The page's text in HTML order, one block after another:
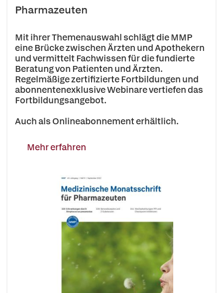
Pharmazeuten
Mit ihrer Themenauswahl schlägt die MMP
eine Brücke zwischen Ärzten und Apothekern
und vermittelt Fachwissen für die fundierte
Beratung von Patienten und Ärzten.
Regelmäßige zertifizierte Fortbildungen und
abonnentenexklusive Webinare vertiefen das
Fortbildungsangebot.
Auch als Onlineabonnement erhältlich.
Mehr erfahren